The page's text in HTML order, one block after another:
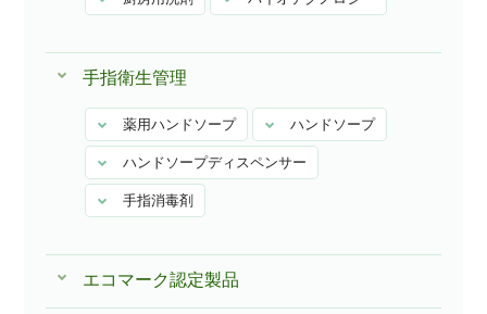
手指衛生管理
薬用ハンドソープ ハンドソープ
ハンドソープディスペンサー
手指消毒剤
エコマーク認定製品